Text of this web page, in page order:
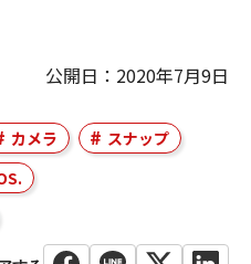
公開日：2020年7月9日
カメラ
スナップ